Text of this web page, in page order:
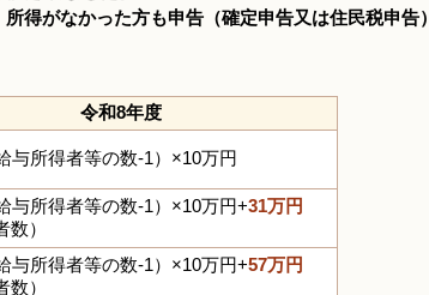
得がなかった方も申告（確定申告又は住民税申告）
令和8年度
与所得者等の数-1）×10万円
与所得者等の数-1）×10万円+31万円
）
与所得者等の数-1）×10万円+57万円
）